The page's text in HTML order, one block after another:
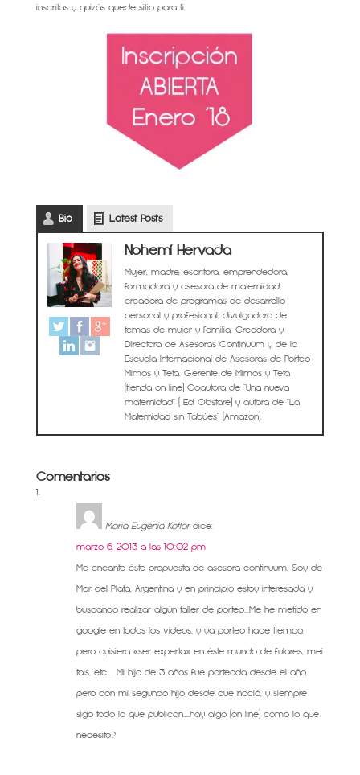
inscritas y quizás quede sitio para ti.
Bio Latest Posts
Nohemí Hervada
Mujer, madre, escritora, emprendedora,
formadora y asesora de maternidad,
creadora de programas de desarrollo
personal y profesional, divulgadora de
temas de mujer y familia. Creadora y
Directora de Asesoras Continuum y de la
Escuela Internacional de Asesoras de Porteo
Mimos y Teta. Gerente de Mimos y Teta
(tienda on line) Coautora de "Una nueva
maternidad" ( Ed. Obstare) y autora de "La
Maternidad sin Tabúes" (Amazon).
Comentarios
María Eugenia Kotlar dice:
marzo 6, 2013 a las 10:02 pm
Me encanta ésta propuesta de asesora continuum. Soy de
Mar del Plata, Argentina y en principio estoy interesada y
buscando realizar algún taller de porteo….Me he metido en
google en todos los videos, y ya porteo hace tiempo,
pero quisiera «ser experta» en éste mundo de fulares, mei
tais, etc….. Mi hija de 3 años fue porteada desde el año,
pero con mi segundo hijo desde que nació, y siempre
sigo todo lo que publican……hay algo (on line) como lo que
necesito?